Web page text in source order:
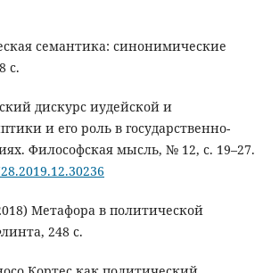
семантика: синонимические
с.
дискурс иудейской и
и его роль в государственно-
Философская мысль, № 12, с. 19–27.
Метафора в политической
248 с.